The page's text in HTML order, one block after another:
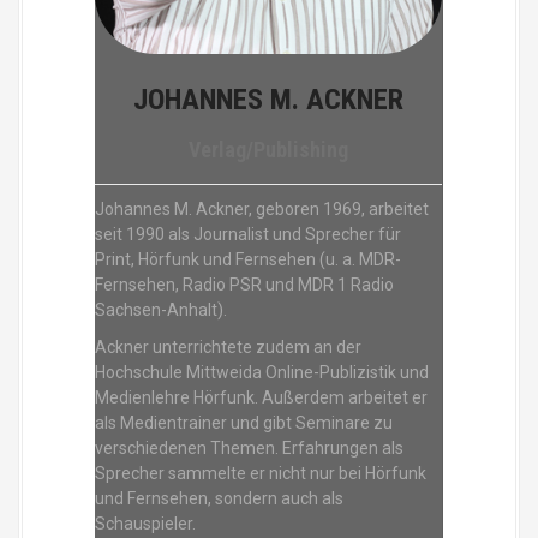
JOHANNES M. ACKNER
Johannes M. Ackner, geboren 1969, arbeitet
seit 1990 als Journalist und Sprecher für
Print, Hörfunk und Fernsehen (u. a. MDR-
Fernsehen, Radio PSR und MDR 1 Radio
Sachsen-Anhalt).
Ackner unterrichtete zudem an der
Hochschule Mittweida Online-Publizistik und
Medienlehre Hörfunk. Außerdem arbeitet er
als Medientrainer und gibt Seminare zu
verschiedenen Themen. Erfahrungen als
Sprecher sammelte er nicht nur bei Hörfunk
und Fernsehen, sondern auch als
Schauspieler.